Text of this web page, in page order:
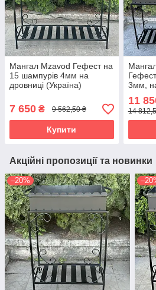
Мангал Mzavod Гефест на
15 шампурів 4мм на
дровниці (Україна)
7 650 ₴ 9 562,50 ₴
Купити
3мм,
11
14
Акційні пропозиції та новинки
–20%